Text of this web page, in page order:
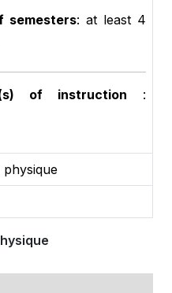
semesters: at least 4
of instruction :
physique